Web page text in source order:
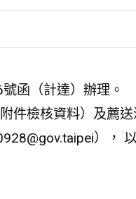
函（計達）辦理。
件檢核資料）及薦
），